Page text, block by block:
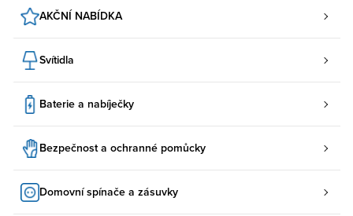
AKČNÍ NABÍDKA
Svítidla
Baterie a nabíječky
Bezpečnost a ochranné pomůcky
Domovní spínače a zásuvky